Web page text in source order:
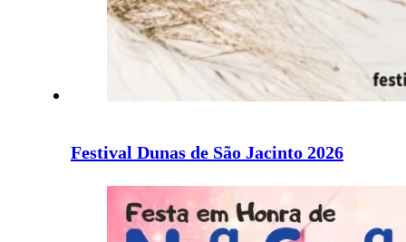
Festival Dunas de São Jacinto 2026